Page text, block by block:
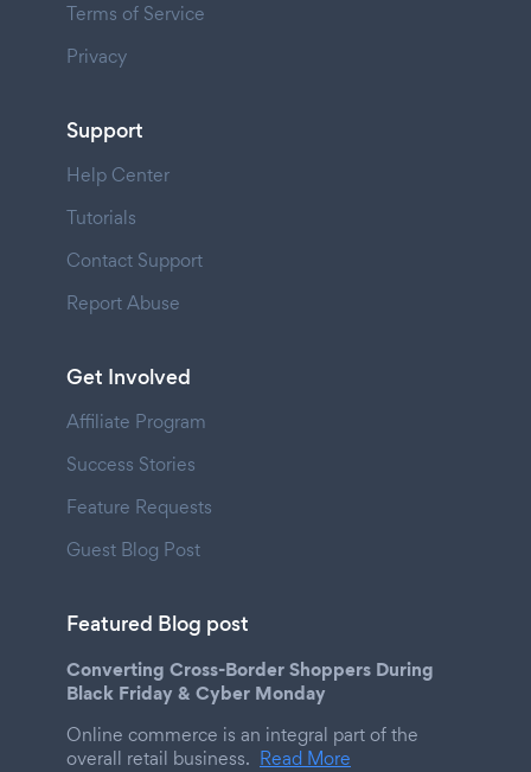
Terms of Service
Privacy
Support
Help Center
Tutorials
Contact Support
Report Abuse
Get Involved
Affiliate Program
Success Stories
Feature Requests
Guest Blog Post
Featured Blog post
Converting Cross-Border Shoppers During
Black Friday & Cyber Monday
Online commerce is an integral part of the
overall retail business. Read More